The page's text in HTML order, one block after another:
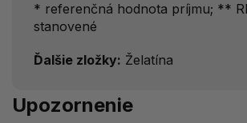
* referenčná hodnota príjmu; **
stanovené
Ďalšie zložky: Želatína
Upozornenie